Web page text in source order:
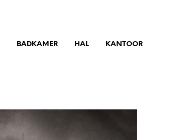
BADKAMER HAL KANTOOR